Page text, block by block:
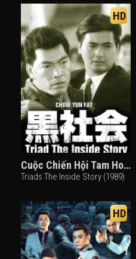
HD
Cuộc Chiến Hội Tam Hoàng
Triads The Inside Story (1989)
HD